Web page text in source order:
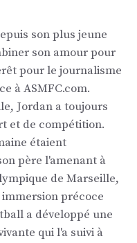
son plus jeune
son amour pour
pour le journalisme
à ASMFC.com.
Jordan a toujours
et de compétition.
étaient
père l'amenant à
de Marseille,
précoce
a développé une
qui l'a suivi à